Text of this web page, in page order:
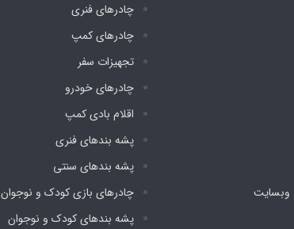
وبسایت
چادرهای فنری
چادرهای کمپ
تجهیزات سفر
چادرهای خودرو
اقلام بادی کمپ
پشه‌ بندهای فنری
پشه‌ بندهای سنتی
چادرهای بازی کودک و نوجوان
پشه‌ بندهای کودک و نوجوان